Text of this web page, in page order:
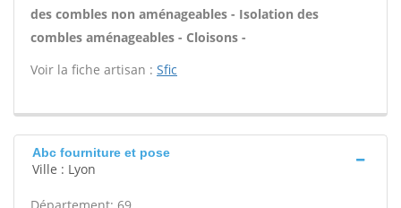
des combles non aménageables - Isolation des
combles aménageables - Cloisons -
Voir la fiche artisan : Sfic
Abc fourniture et pose
Ville : Lyon